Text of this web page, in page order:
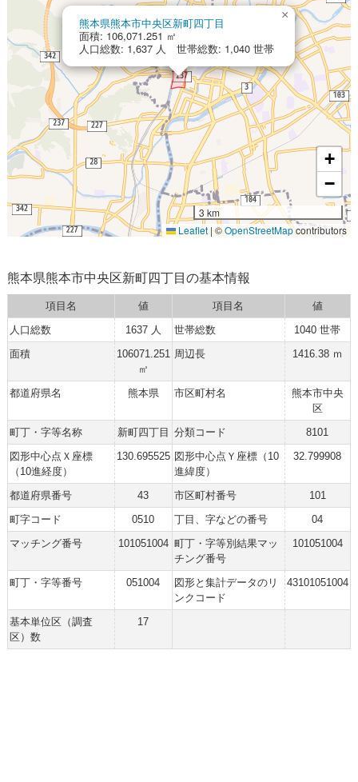
熊本県熊本市中央区新町四丁目
面積: 106,071.251 ㎡
人口総数: 1,637 人 世帯総数: 1,040 世帯
×
+
−
3 km
Leaflet | ©OpenStreetMapcontributors
熊本県熊本市中央区新町四丁目の基本情報
項目名 値 項目名
値
人口総数
1637 人 世帯総数
1040 世帯
面積
106071.251
㎡
周辺長 1416.38 ｍ
都道府県名 熊本県 市区町村名
熊本市中央
区
町丁・字等名称
新町四丁目 分類コード
8101
図形中心点Ｘ座標
（10進経度）
130.695525 図形中心点Ｙ座標（10
進緯度）
32.799908
都道府県番号 43 市区町村番号
101
町字コード
0510 丁目、字などの番号
04
マッチング番号
101051004 町丁・字等別結果マッ
チング番号
101051004
町丁・字等番号 051004
図形と集計データのリ
ンクコード
43101051004
基本単位区（調査
区）数
17